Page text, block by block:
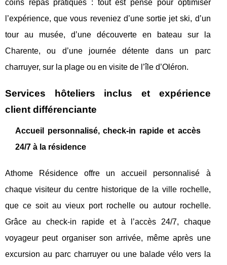
coins repas pratiques : tout est pensé pour optimiser
l’expérience, que vous reveniez d’une sortie jet ski, d’un
tour au musée, d’une découverte en bateau sur la
Charente, ou d’une journée détente dans un parc
charruyer, sur la plage ou en visite de l’île d’Oléron.
Services hôteliers inclus et expérience
client différenciante
Accueil personnalisé, check-in rapide et accès
24/7 à la résidence
Athome Résidence offre un accueil personnalisé à
chaque visiteur du centre historique de la ville rochelle,
que ce soit au vieux port rochelle ou autour rochelle.
Grâce au check-in rapide et à l’accès 24/7, chaque
voyageur peut organiser son arrivée, même après une
excursion au parc charruyer ou une balade vélo vers la